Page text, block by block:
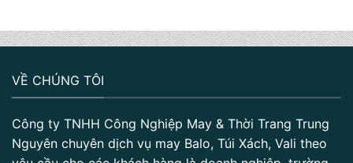
VỀ CHÚNG TÔI
Công ty TNHH Công Nghiệp May & Thời Trang Trung
Nguyên chuyên dịch vụ may Balo, Túi Xách, Vali theo